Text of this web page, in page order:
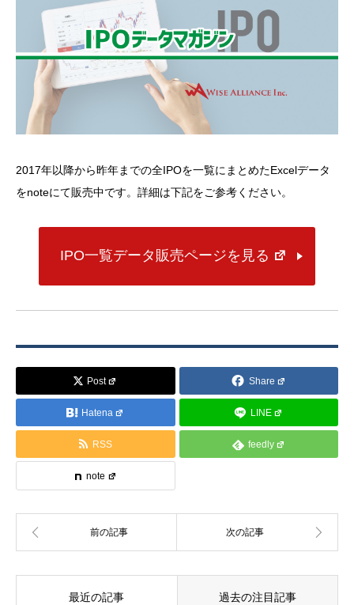
2017年以降から昨年までの全IPOを一覧にまとめたExcelデータ
をnoteにて販売中です。詳細は下記をご参考ください。
IPO一覧データ販売ページを見る
Post Share
Hatena LINE
RSS feedly
note
最近の記事 過去の注目記事